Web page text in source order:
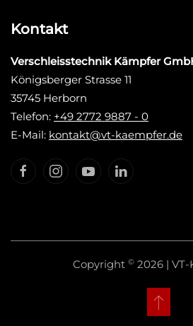
Kontakt
Verschleisstechnik Kämpfer
Königsberger Strasse 11
35745 Herborn
Telefon: +49 2772 9887 - 0
E-Mail: kontakt@vt-kaempfer.de
Copyright ©2026 | VT-